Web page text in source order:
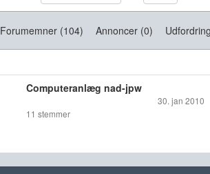
Forumemner (104) Annoncer (0)
Computeranlæg nad-jpw
30. jan 2010
11 stemmer